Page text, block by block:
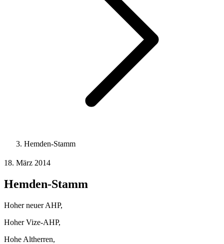
Hemden-Stamm
18. März 2014
Hemden-Stamm
Hoher neuer AHP,
Hoher Vize-AHP,
Hohe Altherren,